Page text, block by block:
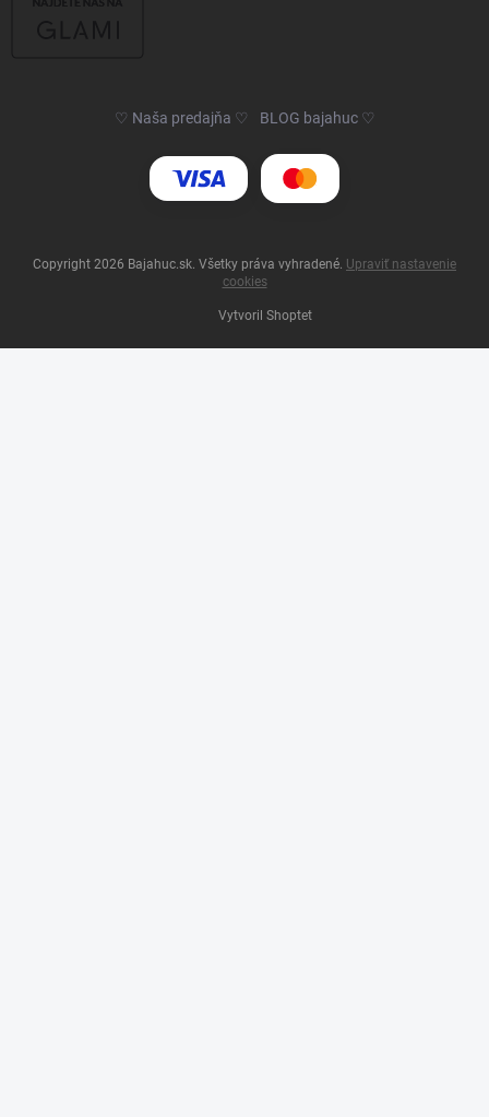
♡ Naša predajňa ♡ BLOG bajahuc ♡
Vytvoril Shoptet
Copyright 2026 Bajahuc.sk . Všetky práva vyhradené. Upraviť nastavenie
cookies